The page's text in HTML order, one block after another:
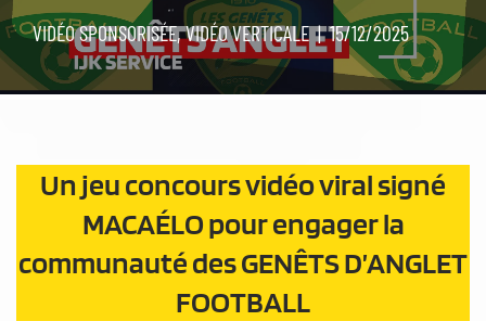
VIDÉO SPONSORISÉE,VIDÉO VERTICALE 15/12/2025
Un jeu concours vidéo viral signé
MACAÉLO pour engager la
communauté des GENÊTS D’ANGLET
FOOTBALL